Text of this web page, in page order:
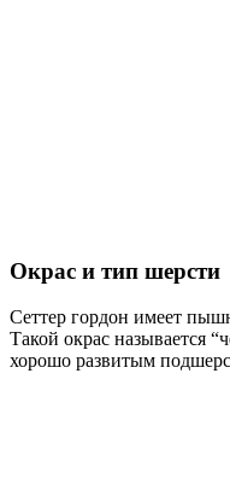
Окрас и тип шерсти
Сеттер гордон имеет
Такой окрас называется
хорошо развитым